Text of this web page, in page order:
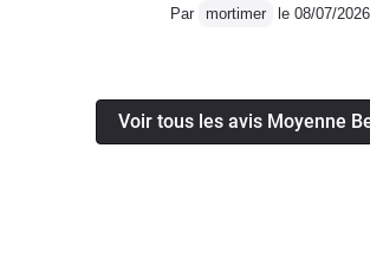
Par mortimer le 08/07/2026
Voir tous les avis Moyenne